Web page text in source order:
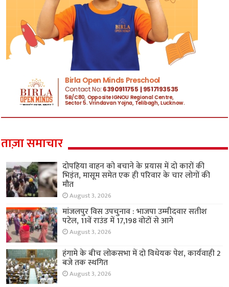
ताज़ा समाचार
दोपहिया वाहन को बचाने के प्रयास में दो कारों की
भिड़ंत, मासूम समेत एक ही परिवार के चार लोगों की
मौत
August 3, 2026
मांजलपुर विस उपचुनाव : भाजपा उम्मीदवार सतीश
पटेल, 11वें राउंड में 17,198 वोटों से आगे
August 3, 2026
हंगामे के बीच लोकसभा में दो विधेयक पेश, कार्यवाही 2
बजे तक स्थगित
August 3, 2026